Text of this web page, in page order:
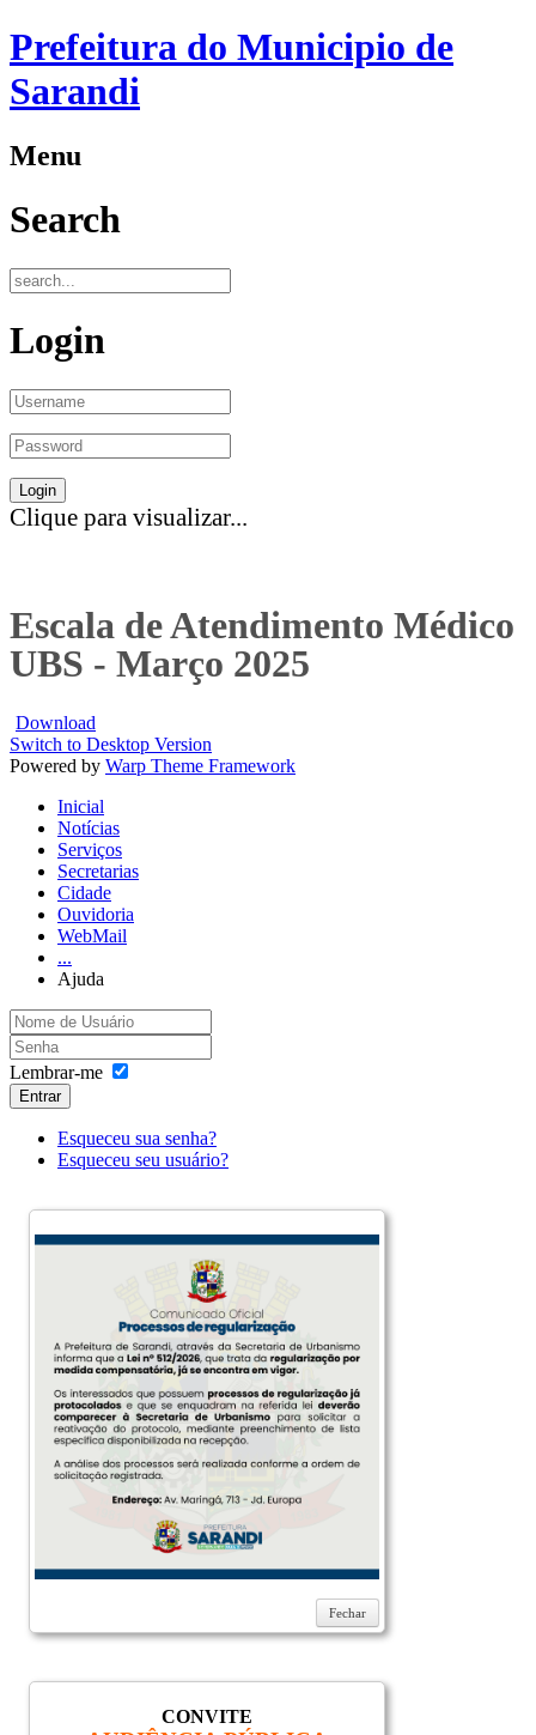
Prefeitura do Municipio de
Sarandi
Menu
Search
Login
Clique para visualizar...
Escala de Atendimento Médico
UBS - Março 2025
Download
Switch to Desktop Version
Powered by Warp Theme Framework
Inicial
Notícias
Serviços
Secretarias
Cidade
Ouvidoria
WebMail
...
Ajuda
Lembrar-me
Entrar
Esqueceu sua senha?
Esqueceu seu usuário?
Fechar
CONVITE